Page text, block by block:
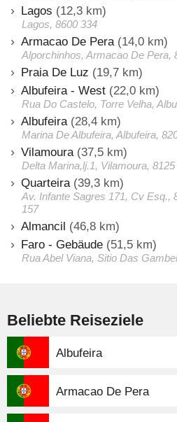
Lagos (12,3 km)
Lagos, 8600 334
Armacao De Pera (14,0 km)
Alporchinhos, Armacao De Pera,
Praia De Luz (19,7 km)
Albufeira - West (22,0 km)
Rua Do Castelo, Torre Velha,
Albufeira (28,4 km)
Marina De Albufeira, Albufeira,
Vilamoura (37,5 km)
Delta Marina,lj.1, Vilamoura, 8125
Quarteira (39,3 km)
Av. Infante Sagres 171, Cv Esq.,
157
Almancil (46,8 km)
Faro - Gebäude (51,5 km)
Rua Abel Viana, Sitio Das
Beliebte Reiseziele
Albufeira
Armacao De Pera